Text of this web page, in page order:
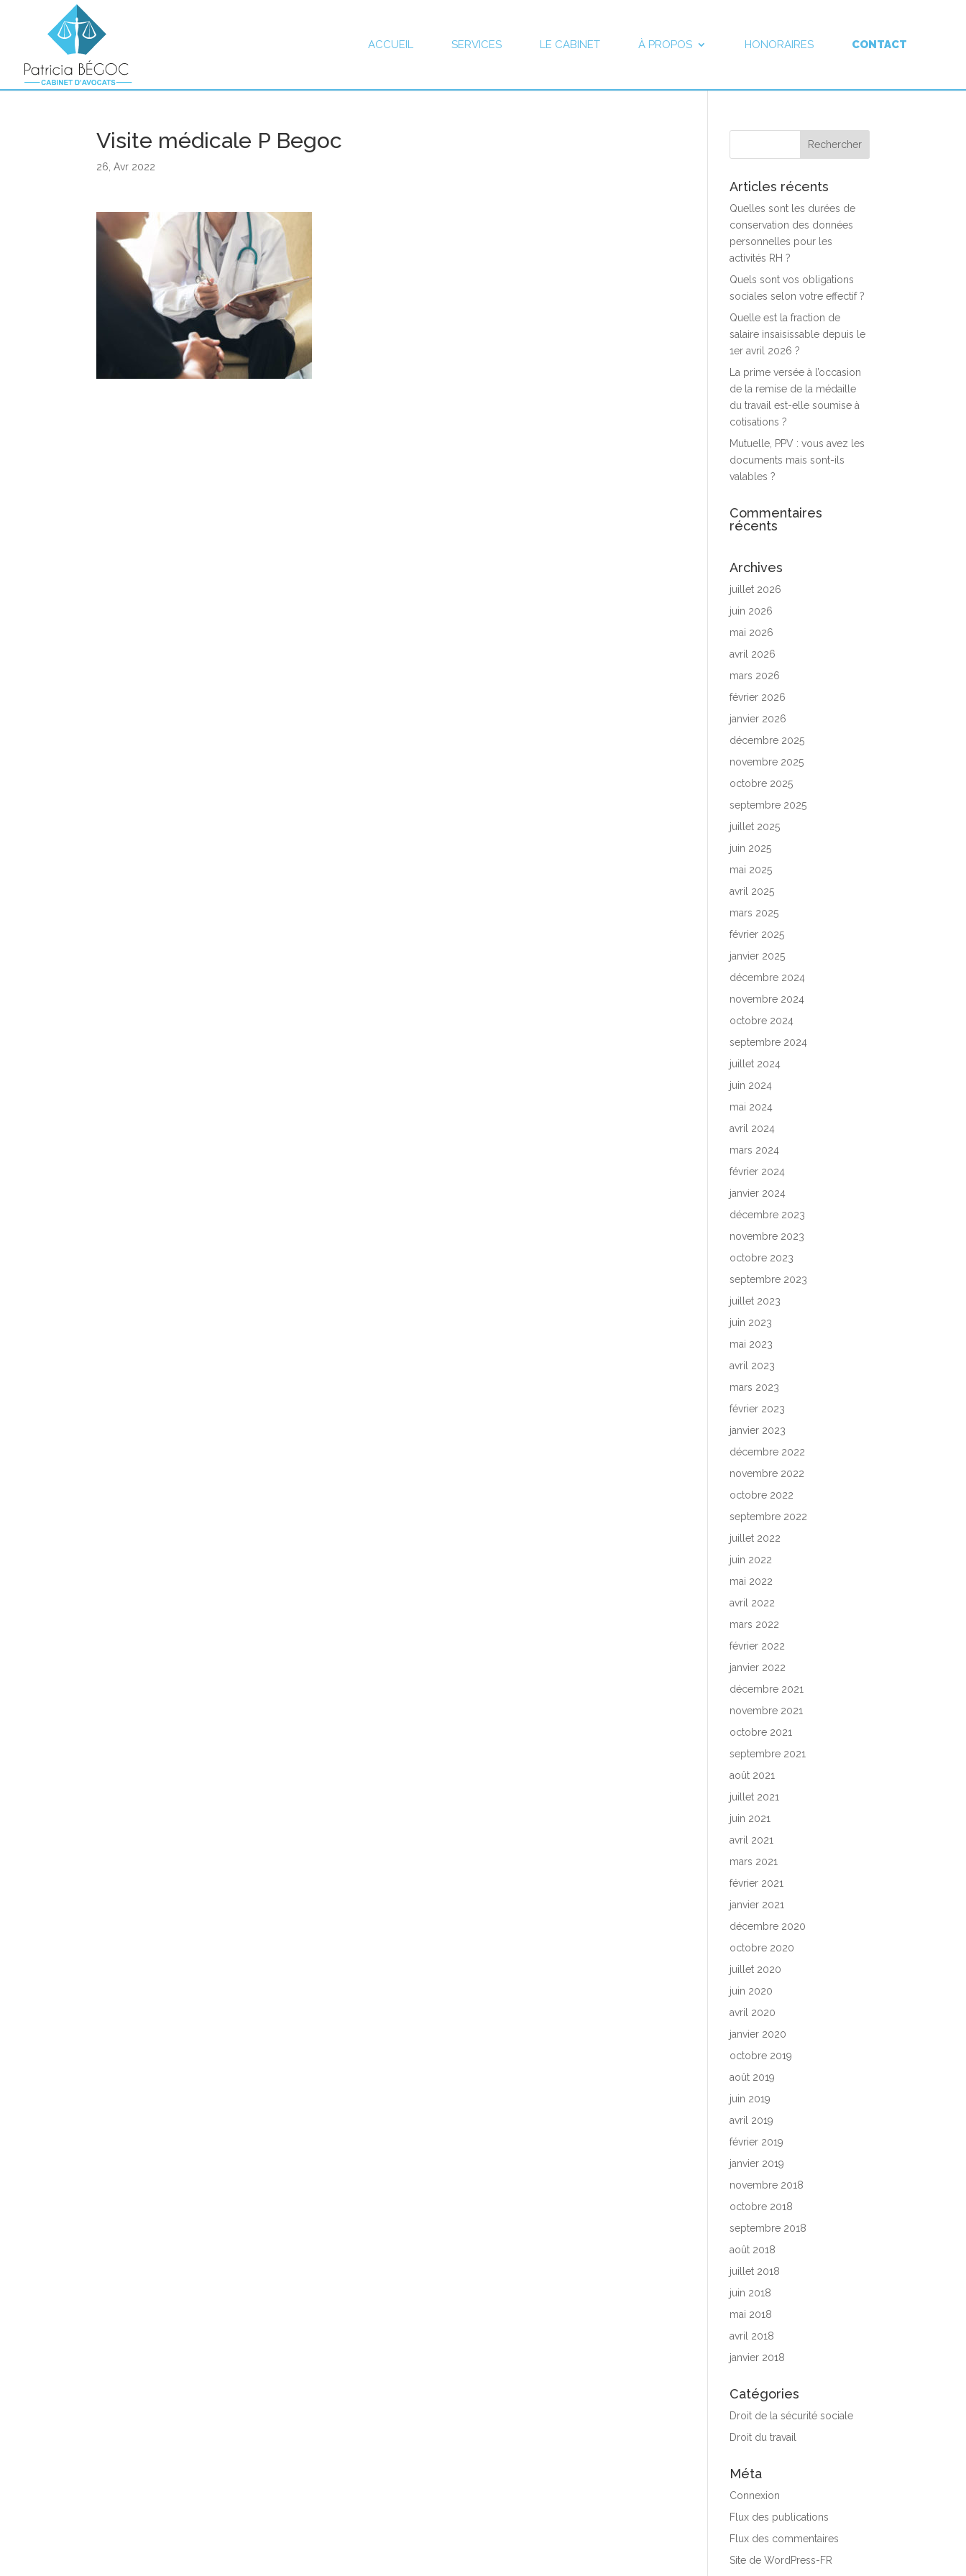
ACCUEIL SERVICES LE CABINET À PROPOS HONORAIRES CONTACT
Visite médicale P Begoc
26, Avr 2022
Articles récents
Quelles sont les durées de
conservation des données
personnelles pour les
activités RH ?
Quels sont vos obligations
sociales selon votre effectif ?
Quelle est la fraction de
salaire insaisissable depuis le
1er avril 2026 ?
La prime versée à l’occasion
de la remise de la médaille
du travail est-elle soumise à
cotisations ?
Mutuelle, PPV : vous avez les
documents mais sont-ils
valables ?
Commentaires
récents
Archives
juillet 2026
juin 2026
mai 2026
avril 2026
mars 2026
février 2026
janvier 2026
décembre 2025
novembre 2025
octobre 2025
septembre 2025
juillet 2025
juin 2025
mai 2025
avril 2025
mars 2025
février 2025
janvier 2025
décembre 2024
novembre 2024
octobre 2024
septembre 2024
juillet 2024
juin 2024
mai 2024
avril 2024
mars 2024
février 2024
janvier 2024
décembre 2023
novembre 2023
octobre 2023
septembre 2023
juillet 2023
juin 2023
mai 2023
avril 2023
mars 2023
février 2023
janvier 2023
décembre 2022
novembre 2022
octobre 2022
septembre 2022
juillet 2022
juin 2022
mai 2022
avril 2022
mars 2022
février 2022
janvier 2022
décembre 2021
novembre 2021
octobre 2021
septembre 2021
août 2021
juillet 2021
juin 2021
avril 2021
mars 2021
février 2021
janvier 2021
décembre 2020
octobre 2020
juillet 2020
juin 2020
avril 2020
janvier 2020
octobre 2019
août 2019
juin 2019
avril 2019
février 2019
janvier 2019
novembre 2018
octobre 2018
septembre 2018
août 2018
juillet 2018
juin 2018
mai 2018
avril 2018
janvier 2018
Catégories
Droit de la sécurité sociale
Droit du travail
Méta
Connexion
Flux des publications
Flux des commentaires
Site de WordPress-FR